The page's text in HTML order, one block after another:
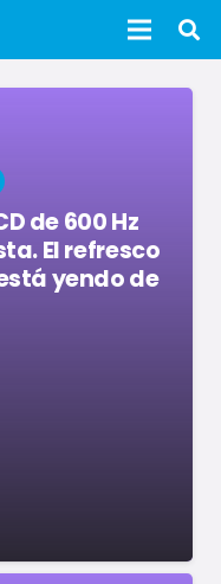
de 600 Hz
El refresco
yendo de